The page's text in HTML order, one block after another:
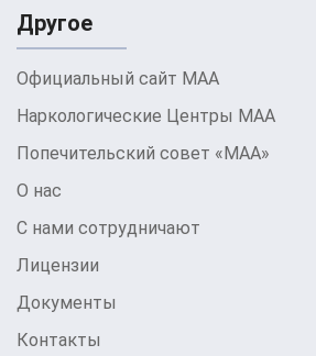
Почему
запрещается
наркотическую
домашних
Самостоятельная попытка снять
ломку дома может привести к
и поддержки риск развития
как обезвоживание, нарушение
Другое
Официальный сайт МАА
Наркологические Центры МАА
Попечительский совет «МАА»
О нас
С нами сотрудничают
Лицензии
Документы
Контакты